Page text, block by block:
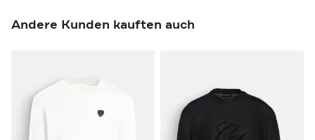
Andere Kunden kauften auch